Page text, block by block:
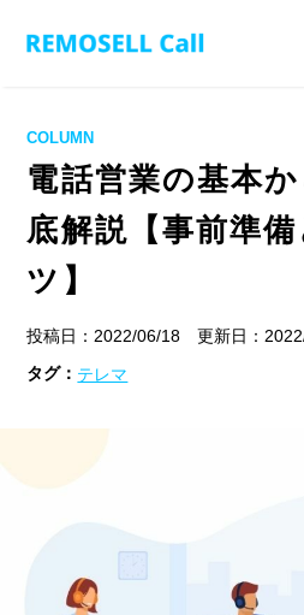
COLUMN
電話営業の基本
底解説【事前準
ツ】
投稿日：2022/06/18 更新日：
タグ： テレマ